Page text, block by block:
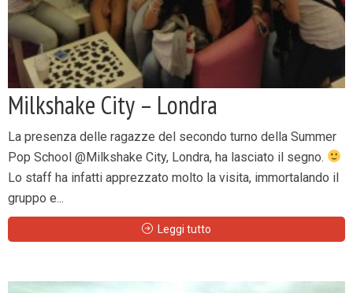
Milkshake City – Londra
La presenza delle ragazze del secondo turno della Summer
Pop School @Milkshake City, Londra, ha lasciato il segno.
Lo staff ha infatti apprezzato molto la visita, immortalando il
gruppo e...
Leggi tutto